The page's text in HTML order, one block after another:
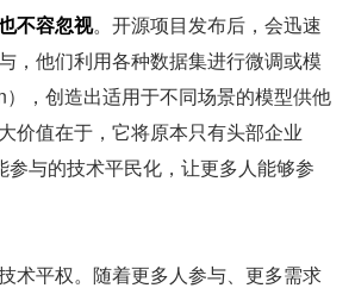
不容忽视。开源项目发布后，会迅速
，他们利用各种数据集进行微调或模
，创造出适用于不同场景的模型供他
价值在于，它将原本只有头部企业
参与的技术平民化，让更多人能够参
术平权。随着更多人参与、更多需求